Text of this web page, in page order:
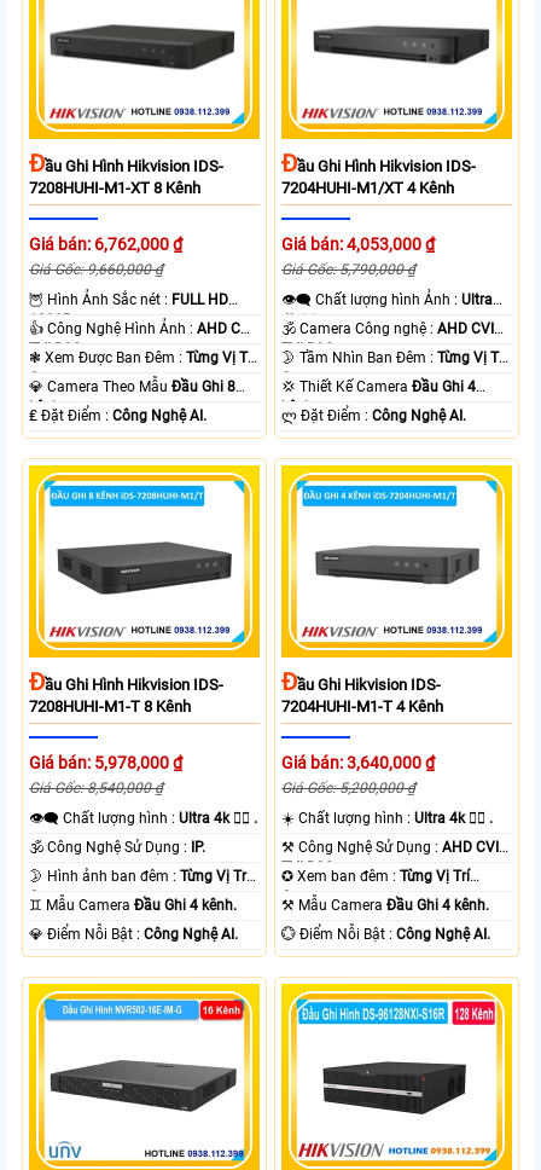
ĐẦu Ghi Hình Hikvision IDS-
7208HUHI-M1-XT 8 Kênh
Giá bán: 6,762,000 ₫
Giá Gốc: 9,660,000 ₫
🦉 Hình Ảnh Sắc nét : FULL HD
1080P .
👍 Công Nghệ Hình Ảnh :AHD CVI
TVI BCS.
❃ Xem Được Ban Đêm :Từng Vị Trí
Camera .
💎 Camera Theo MẫuĐầu Ghi 8
kênh.
️₤ Đặt Điểm :Công Nghệ AI.
ĐẦu Ghi Hình Hikvision IDS-
7204HUHI-M1/XT 4 Kênh
Giá bán: 4,053,000 ₫
Giá Gốc: 5,790,000 ₫
👁️‍🗨 Chất lượng hình Ảnh :Ultra
4k 👍🏾 .
🕉️ Camera Công nghệ :AHD CVI
TVI BCS.
🌛 Tầm Nhìn Ban Đêm :Từng Vị Trí
Camera .
💢 Thiết Kế CameraĐầu Ghi 4
kênh.
️ლ Đặt Điểm :Công Nghệ AI.
ĐẦu Ghi Hình Hikvision IDS-
7208HUHI-M1-T 8 Kênh
Giá bán: 5,978,000 ₫
Giá Gốc: 8,540,000 ₫
👁️‍🗨 Chất lượng hình :Ultra 4k 👍🏾 .
🕉️ Công Nghệ Sử Dụng :
IP.
🌛 Hình ảnh ban đêm :Từng Vị Trí
Camera .
♊ Mẫu CameraĐầu Ghi 4 kênh.
️💎 Điểm Nỗi Bật :Công Nghệ AI.
ĐẦu Ghi Hikvision IDS-
7204HUHI-M1-T 4 Kênh
Giá bán: 3,640,000 ₫
Giá Gốc: 5,200,000 ₫
☀️ Chất lượng hình :Ultra 4k 👍🏾 .
⚒ Công Nghệ Sử Dụng :AHD CVI
TVI BCS.
✪ Xem ban đêm :Từng Vị Trí
Camera .
⚒ Mẫu CameraĐầu Ghi 4 kênh.
️💮 Điểm Nỗi Bật :Công Nghệ AI.